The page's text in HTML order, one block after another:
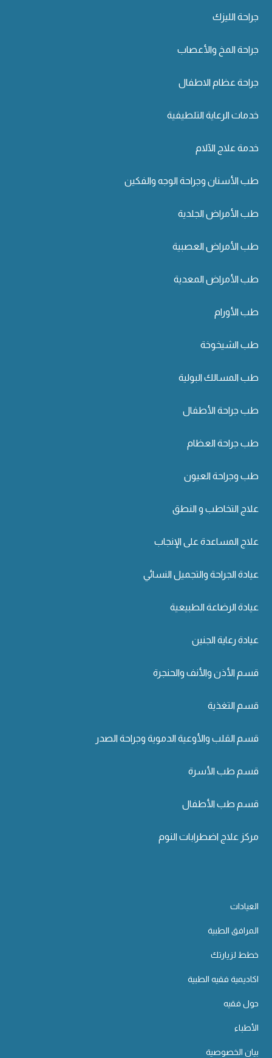
جراحة الليزك
جراحة المخ والأعصاب
جراحة عظام الاطفال
خدمات الرعاية التلطيفية
خدمة علاج الآلام
طب الأسنان وجراحة الوجه والفكين
طب الأمراض الجلدية
طب الأمراض العصبية
طب الأمراض المعدية
طب الأورام
طب الشيخوخة
طب المسالك البولية
طب جراحة الأطفال
طب جراحة العظام
طب وجراحة العيون
علاج التخاطب و النطق
علاج المساعدة على الإنجاب
عيادة الجراحة والتجميل النسائي
عيادة الرضاعة الطبيعية
عيادة رعاية الجنين
قسم الأذن والأنف والحنجرة
قسم التغذية
قسم القلب والأوعية الدموية وجراحة الصدر
قسم طب الأسرة
قسم طب الأطفال
مركز علاج اضطرابات النوم
العيادات
المرافق الطبية
خطط لزيارتك
اكاديمية فقيه الطبية
حول فقيه
الأطباء
بيان الخصوصية